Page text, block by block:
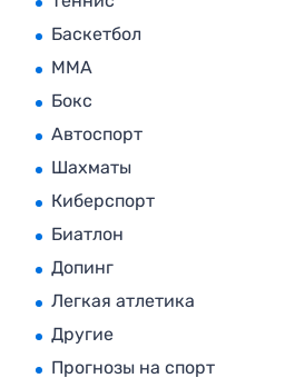
Баскетбол
MMA
Бокс
Автоспорт
Шахматы
Киберспорт
Биатлон
Допинг
Легкая атлетика
Другие
Прогнозы на спорт